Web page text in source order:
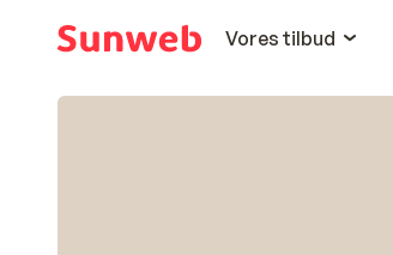
Vores tilbud